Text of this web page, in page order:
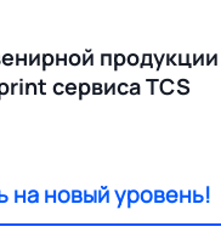
продукции
сервиса TCS
на новый уровень!